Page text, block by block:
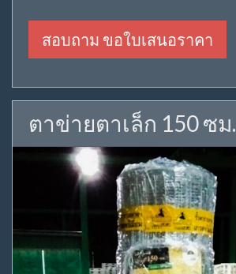
สอบถาม ขอใบเสนอราคา
ตาข่ายตาเล็ก 150 ซม.